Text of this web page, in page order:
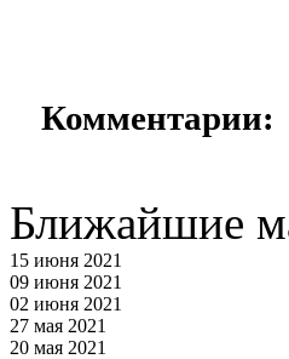
Комментарии:
Ближайшие
15 июня 2021
09 июня 2021
02 июня 2021
27 мая 2021
20 мая 2021